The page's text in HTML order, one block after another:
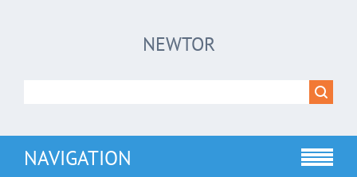
NEWTOR
NAVIGATION
!!!Если Вы с телефона сперва нажмите на